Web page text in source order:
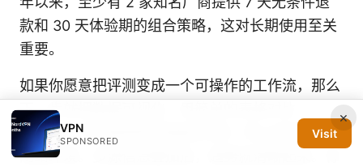
款和 30 天体验期的组合策略，这对长期使用至关
重要。
如果你愿意把评测变成一个可操作的工作流，那么
下一步就把数据可视化。用简单的表格对比
latency、断线频率和连接成功率，附上时间戳和
网络环境。多源信息叠加后，趋势就清晰起来。你
×
VPN
SPONSORED
Visit